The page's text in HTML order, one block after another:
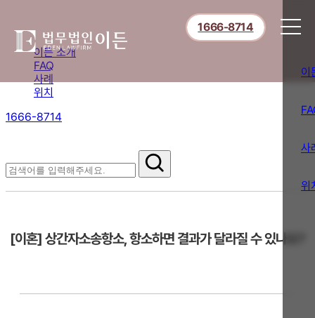
이든 소개
FAQ
사례
위치
1666-8714
1666-8714
이
사
위
[이혼] 상간자소송항소, 항소하면 결과가 달라질 수 있나요?